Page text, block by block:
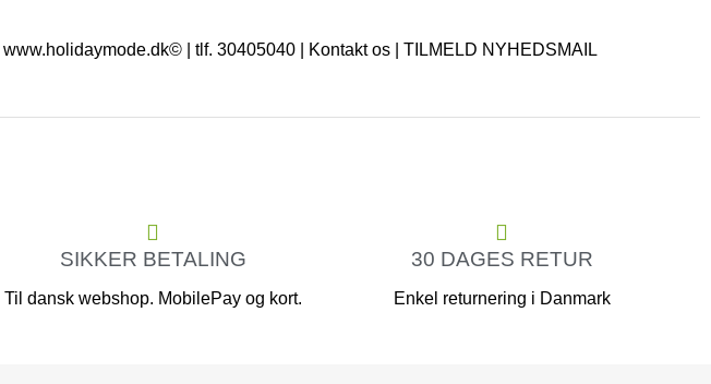
| tlf. 30405040 | Kontakt os| TILMELD NYHEDSMAIL
SIKKER BETALING
Til dansk webshop. MobilePay og kort.
30 DAGES RETUR
Enkel returnering i Danmark